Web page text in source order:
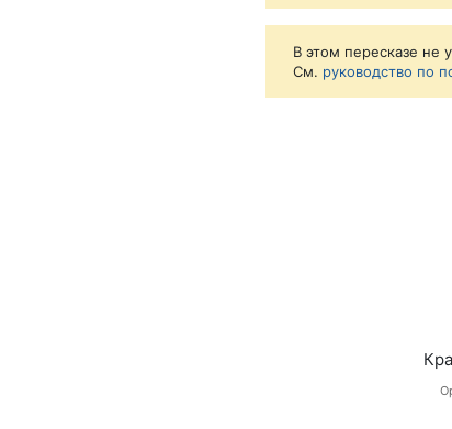
В этом пересказе не
См. руководство по